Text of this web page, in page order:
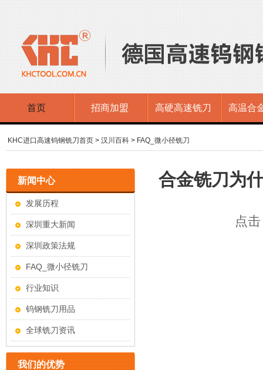
首页 招商加盟 高硬高速铣刀 高温合
KHC进口高速钨钢铣刀首页 > 汉川百科 > FAQ_微小径铣刀
合金铣刀为
点
新闻中心
发展历程
深圳重大新闻
深圳政策法规
FAQ_微小径铣刀
行业知识
钨钢铣刀用品
全球铣刀资讯
我们的优势